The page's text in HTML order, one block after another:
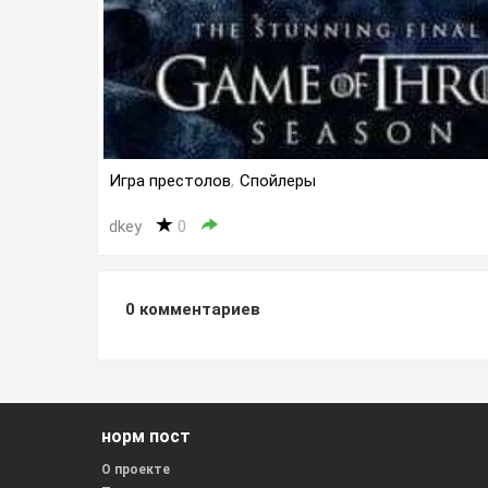
Игра престолов, Спойлеры
dkey 0
0 комментариев
норм пост
О проекте